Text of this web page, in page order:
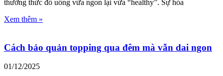
thưởng thức đồ uống vừa ngon lại vừa “healthy”. Sự hòa
Xem thêm »
Cách bảo quản topping qua đêm mà vẫn dai ngon
01/12/2025